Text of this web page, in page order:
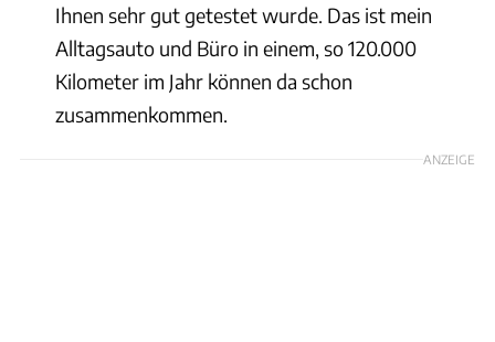
Ihnen sehr gut getestet wurde. Das ist mein
Alltagsauto und Büro in einem, so 120.000
Kilometer im Jahr können da schon
zusammenkommen.
ANZEIGE